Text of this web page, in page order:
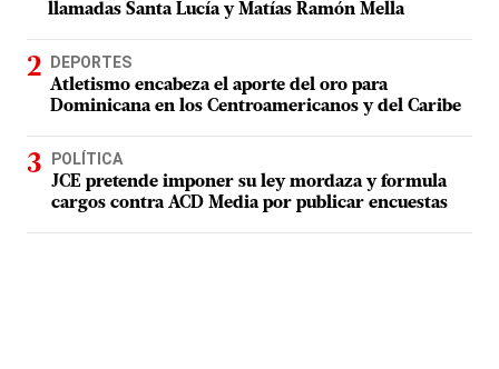
llamadas Santa Lucía y Matías Ramón Mella
DEPORTES
Atletismo encabeza el aporte del oro para
Dominicana en los Centroamericanos y del Caribe
POLÍTICA
JCE pretende imponer su ley mordaza y formula
cargos contra ACD Media por publicar encuestas